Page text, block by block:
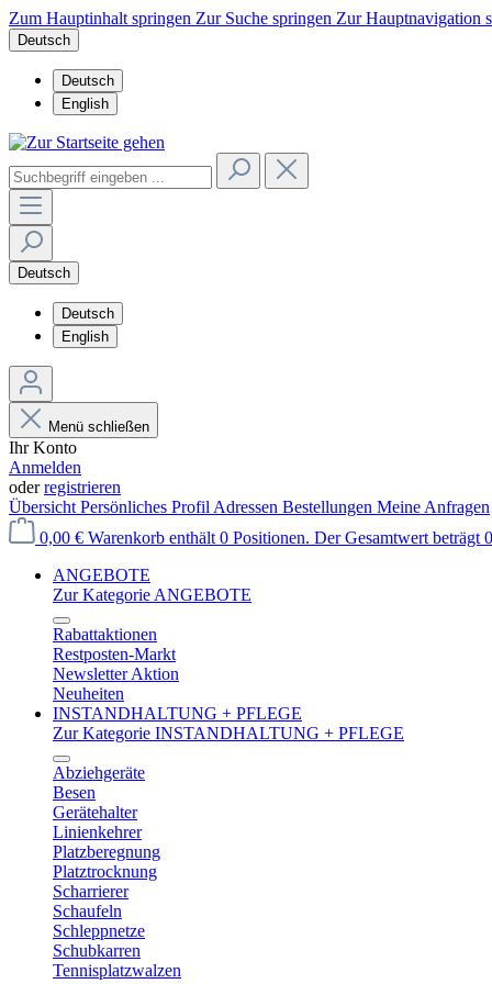
Zum Hauptinhalt springen Zur Suche springen Zur Hauptnavigation
Deutsch
Deutsch
English
Deutsch
Deutsch
English
Menü schließen
Ihr Konto
Anmelden
oderregistrieren
Übersicht Persönliches Profil Adressen Bestellungen Meine Anfragen
0,00 € Warenkorb enthält 0 Positionen. Der Gesamtwert beträgt
ANGEBOTE
Zur Kategorie ANGEBOTE
Rabattaktionen
Restposten-Markt
Newsletter Aktion
Neuheiten
INSTANDHALTUNG + PFLEGE
Zur Kategorie INSTANDHALTUNG + PFLEGE
Abziehgeräte
Besen
Gerätehalter
Linienkehrer
Platzberegnung
Platztrocknung
Scharrierer
Schaufeln
Schleppnetze
Schubkarren
Tennisplatzwalzen